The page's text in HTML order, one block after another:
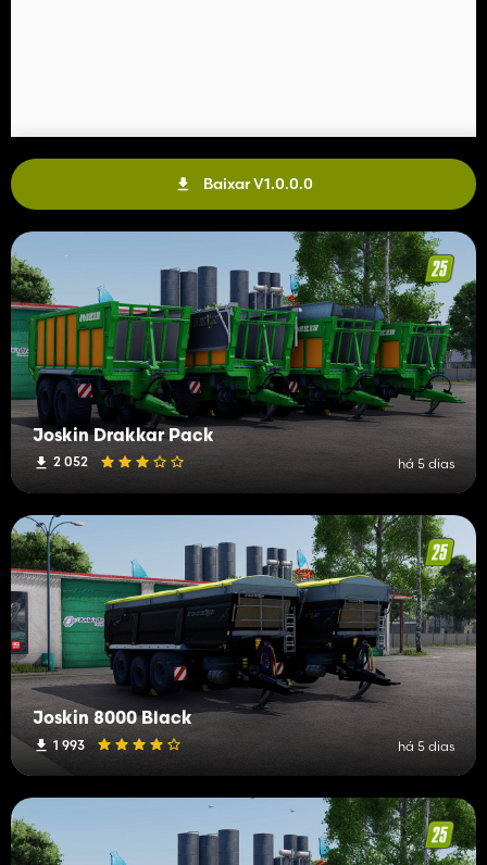
Baixar V1.0.0.0
Joskin Drakkar Pack
2 052 há 5 dias
Joskin 8000 Black
1 993 há 5 dias